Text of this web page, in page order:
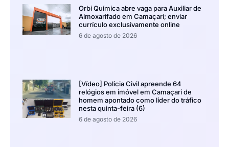
Orbi Química abre vaga para Auxiliar de
Almoxarifado em Camaçari; enviar
currículo exclusivamente online
6 de agosto de 2026
[Vídeo] Polícia Civil apreende 64
relógios em imóvel em Camaçari de
homem apontado como líder do tráfico
nesta quinta-feira (6)
6 de agosto de 2026